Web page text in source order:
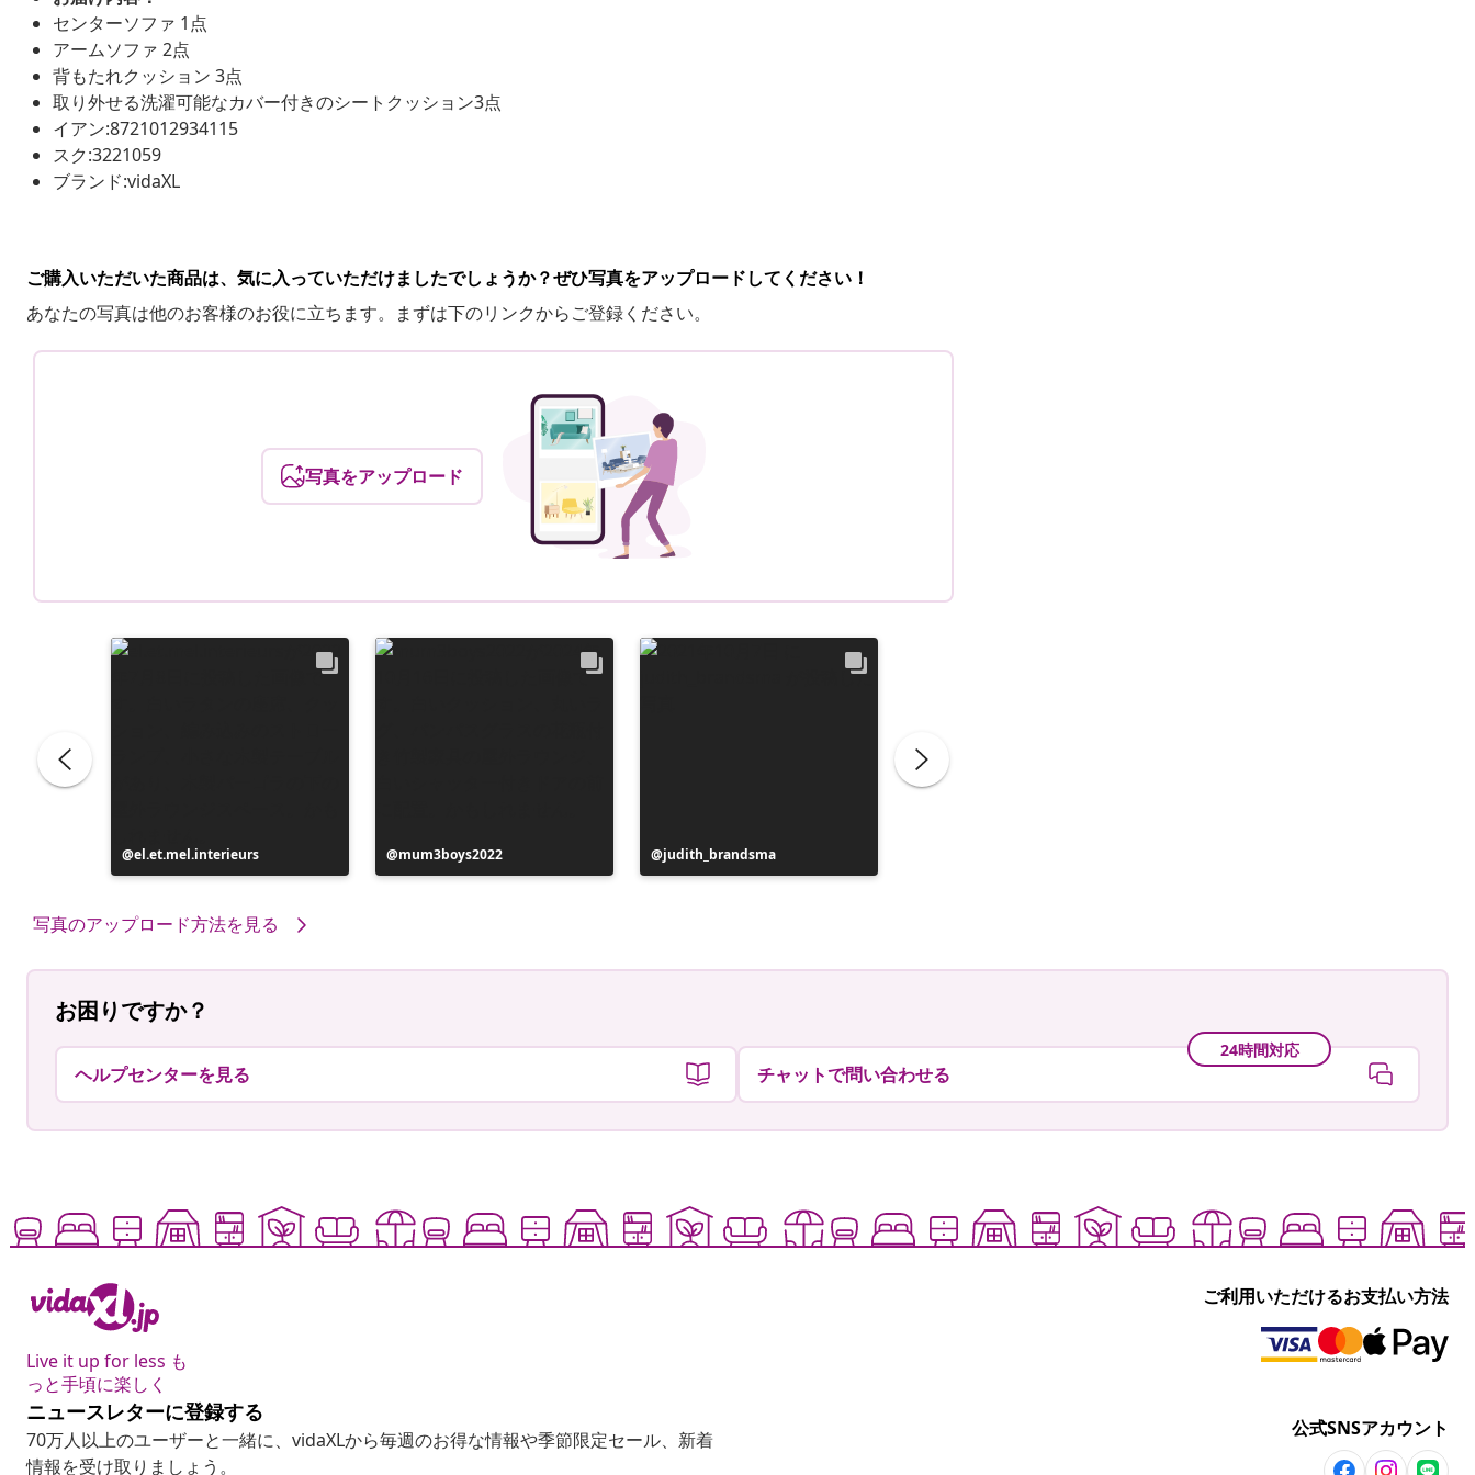
センターソファ 1点
アームソファ 2点
背もたれクッション 3点
取り外せる洗濯可能なカバー付きのシートクッション3点
イアン:8721012934115
スク:3221059
ブランド:vidaXL
ご購入いただいた商品は、気に入っていただけましたでしょうか？ぜひ写真をアップロードしてください！
あなたの写真は他のお客様のお役に立ちます。まずは下のリンクからご登録ください。
写真をアップロード
投
稿
el.et.mel.interieurs
投
稿
mum3boys2022
投
稿
judith_brandsma
写真のアップロード方法を見る
お困りですか？
ヘルプセンターを見る
24時間対応
チャットで問い合わせる
Live it up for less も
っと手頃に楽しく
ご利用いただけるお支払い方法
ニュースレターに登録する
70万人以上のユーザーと一緒に、vidaXLから毎週のお得な情報や季節限定セール、新着
情報を受け取りましょう。
公式SNSアカウント